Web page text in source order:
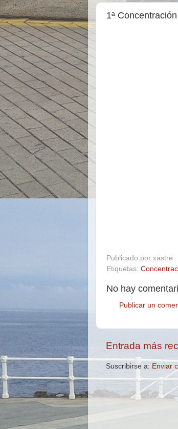
1ª
Publicado por xastre
Etiquetas:
No hay
Publicar un
Entrada más
Suscribirse a: Enviar